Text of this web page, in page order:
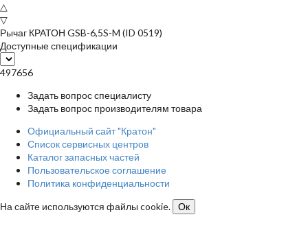
△
▽
Рычаг КРАТОН GSB-6,5S-M (ID 0519)
Доступные спецификации
497656
Задать вопрос специалисту
Задать вопрос производителям товара
Официальный сайт "Кратон"
Список сервисных центров
Каталог запасных частей
Пользовательское соглашение
Политика конфиденциальности
На сайте используются файлы cookie.
Ок